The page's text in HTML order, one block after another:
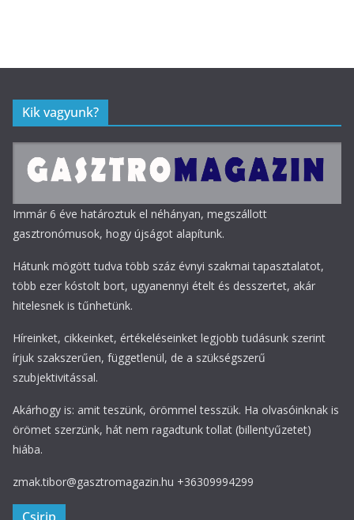
Kik vagyunk?
Immár 6 éve határoztuk el néhányan, megszállott
gasztronómusok, hogy újságot alapítunk.
Hátunk mögött tudva több száz évnyi szakmai tapasztalatot,
több ezer kóstolt bort, ugyanennyi ételt és desszertet, akár
hitelesnek is tűnhetünk.
Híreinket, cikkeinket, értékeléseinket legjobb tudásunk szerint
írjuk szakszerűen, függetlenül, de a szükségszerű
szubjektivitással.
Akárhogy is: amit teszünk, örömmel tesszük. Ha olvasóinknak is
örömet szerzünk, hát nem ragadtunk tollat (billentyűzetet)
hiába.
zmak.tibor@gasztromagazin.hu +36309994299